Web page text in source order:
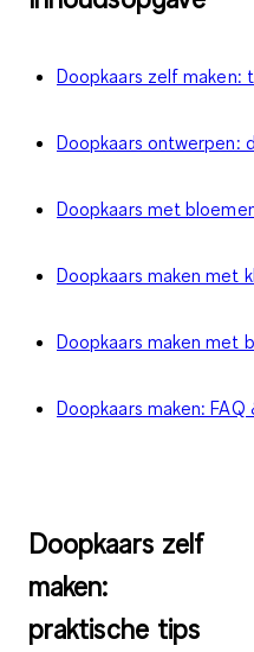
Doopkaars zelf maken:
Doopkaars ontwerpen:
Doopkaars met
Doopkaars maken met
Doopkaars maken met
Doopkaars maken: FAQ
Doopkaars zelf
maken:
praktische tips